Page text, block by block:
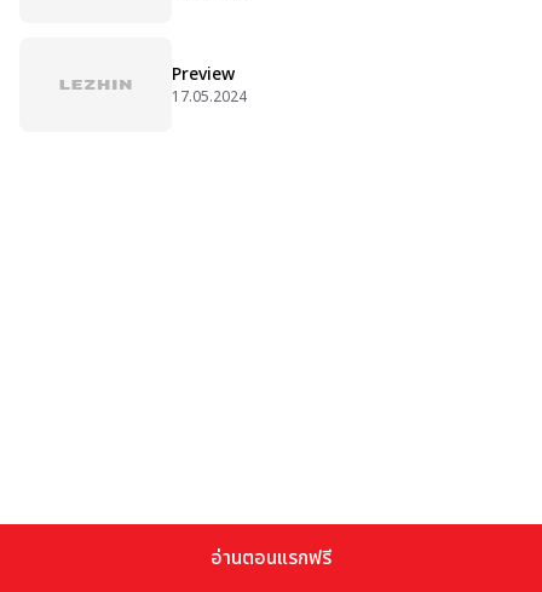
Preview
17.05.2024
อ่านตอนแรกฟรี